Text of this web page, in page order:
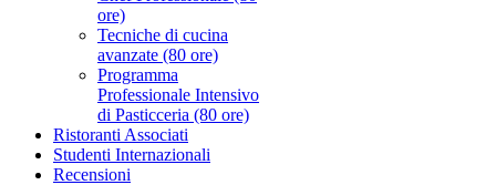
ore)
Tecniche di cucina
avanzate (80 ore)
Programma
Professionale Intensivo
di Pasticceria (80 ore)
Ristoranti Associati
Studenti Internazionali
Recensioni